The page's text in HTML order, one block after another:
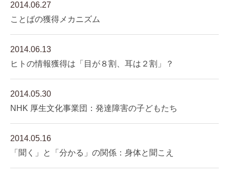
2014.06.27
ことばの獲得メカニズム
2014.06.13
ヒトの情報獲得は「目が８割、耳は２割」？
2014.05.30
NHK 厚生文化事業団：発達障害の子どもたち
2014.05.16
「聞く」と「分かる」の関係：身体と聞こえ